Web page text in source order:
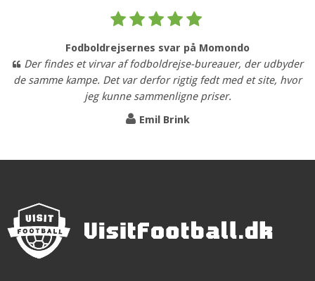
Fodboldrejsernes svar på Momondo
Der findes et virvar af fodboldrejse-bureauer, der udbyder
de samme kampe. Det var derfor rigtig fedt med et site, hvor
jeg kunne sammenligne priser.
Emil Brink